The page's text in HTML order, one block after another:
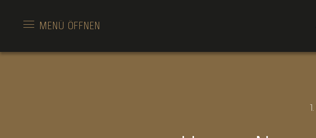
MENÜ ÖFFNEN
1.